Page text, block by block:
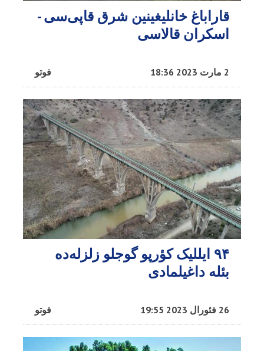
قاراباغ خانلیغینین شرق قاپی‌سی -
اسکران قالاسی
فوتو 2 مارت 2023 18:36
۹۴ ایللیک کؤرپو گوجلو زلزله‌ده
بئله داغیلمادی
فوتو 26 فئورال 2023 19:55